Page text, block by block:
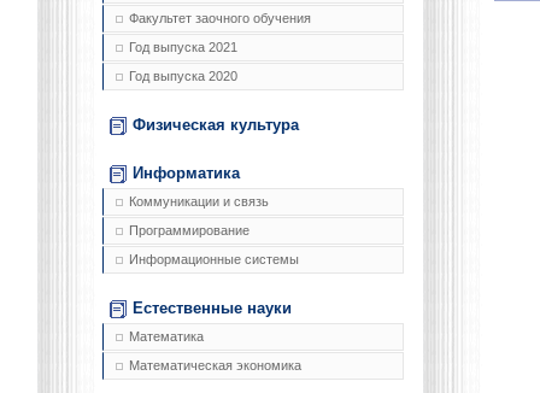
Факультет заочного обучения
Год выпуска 2021
Год выпуска 2020
Физическая культура
Информатика
Коммуникации и связь
Программирование
Информационные системы
Естественные науки
Математика
Математическая экономика